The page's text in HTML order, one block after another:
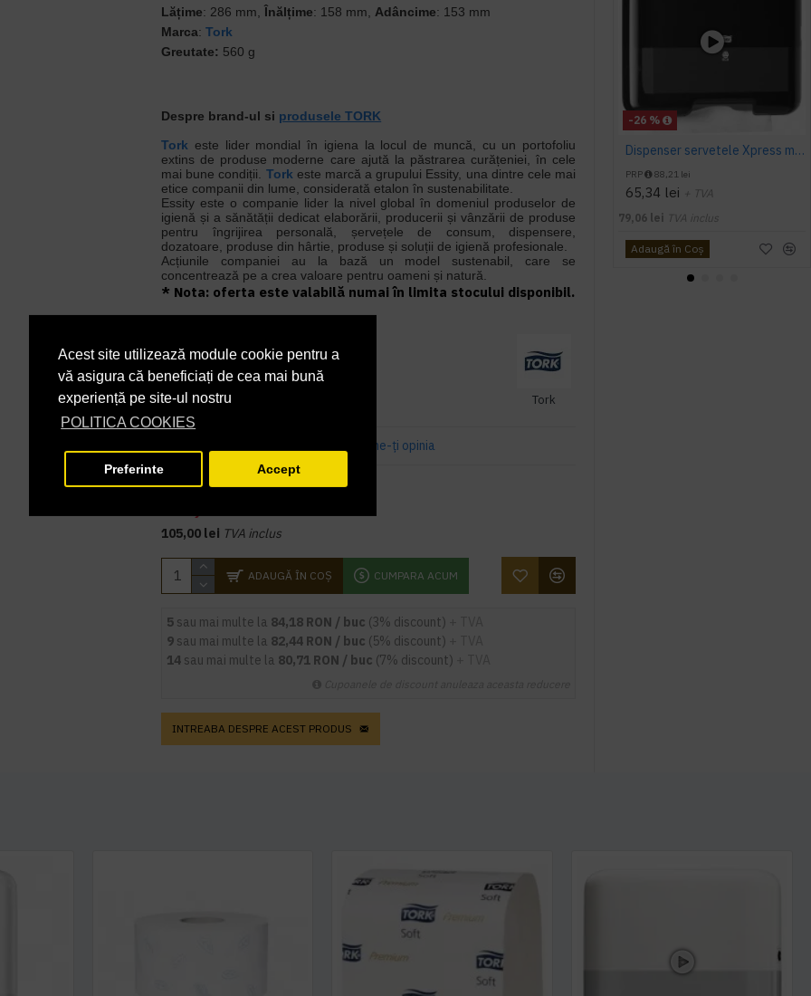
Acest site utilizează module cookie pentru a
vă asigura că beneficiați de cea mai bună
experiență pe site-ul nostru
POLITICA COOKIES
Preferinte Accept
Lățime: 286 mm, Înălțime: 158 mm, Adâncime: 153 mm
Marca:Tork
Greutate: 560 g
Despre brand-ul si produsele TORK
Tork este lider mondial în igiena la locul de muncă, cu un portofoliu
extins de produse moderne care ajută la păstrarea curățeniei, în cele
mai bune condiții. Tork este marcă a grupului Essity, una dintre cele mai
etice companii din lume, considerată etalon în sustenabilitate.
Essity este o companie lider la nivel global în domeniul produselor de
igienă și a sănătății dedicat elaborării, producerii și vânzării de produse
pentru îngrijirea personală, șervețele de consum, dispensere,
dozatoare, produse din hârtie, produse și soluții de igienă profesionale.
Acțiunile companiei au la bază un model sustenabil, care se
concentrează pe a crea valoare pentru oameni și natură.
* Nota: oferta este valabilă numai în limita stocului disponibil.
COD PRODUS: 557008
Tork
Spune-ţi opinia
PRP
105,00 lei TVA inclus
ADAUGĂ ÎN COŞ CUMPARA ACUM
5 sau mai multe la 84,18 RON / buc (3% discount)
9 sau mai multe la 82,44 RON / buc (5% discount)
14 sau mai multe la 80,71 RON / buc (7% discount)
INTREABA DESPRE ACEST PRODUS
-26 %
Dispenser servetele Xpress mini Tork, negru, Z fold, capacitate 200 servetele
PRP 88,21 lei
65,34 lei + TVA
79,06 lei TVA inclus
Adaugă în Coş